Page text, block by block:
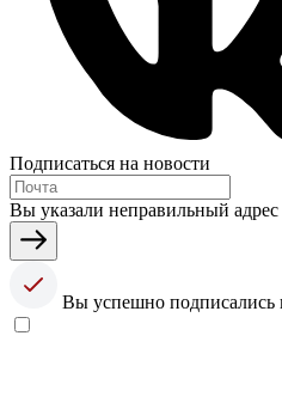
Подписаться на новости
Вы указали неправильный
Вы успешно подписались